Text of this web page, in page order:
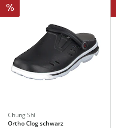
%
Chung Shi
Ortho Clog schwarz